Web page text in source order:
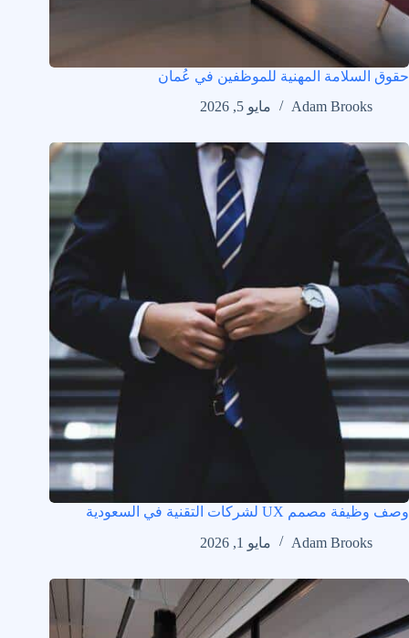
حقوق السلامة المهنية للموظفين في عُمان
Adam Brooks
مايو 5, 2026
وصف وظيفة مصمم UX لشركات التقنية في السعودية
Adam Brooks
مايو 1, 2026